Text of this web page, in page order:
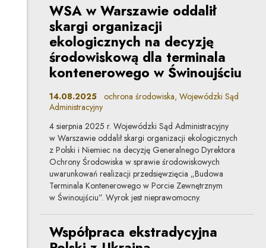
WSA w Warszawie oddalił
skargi organizacji
ekologicznych na decyzję
środowiskową dla terminala
kontenerowego w Świnoujściu
14.08.2025 ochrona środowiska, Wojewódzki Sąd
Administracyjny
4 sierpnia 2025 r. Wojewódzki Sąd Administracyjny
w Warszawie oddalił skargi organizacji ekologicznych
z Polski i Niemiec na decyzję Generalnego Dyrektora
Ochrony Środowiska w sprawie środowiskowych
uwarunkowań realizacji przedsięwzięcia „Budowa
Terminala Kontenerowego w Porcie Zewnętrznym
w Świnoujściu”. Wyrok jest nieprawomocny.
Współpraca ekstradycyjna